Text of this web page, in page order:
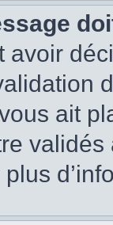
avoir
ait
validés